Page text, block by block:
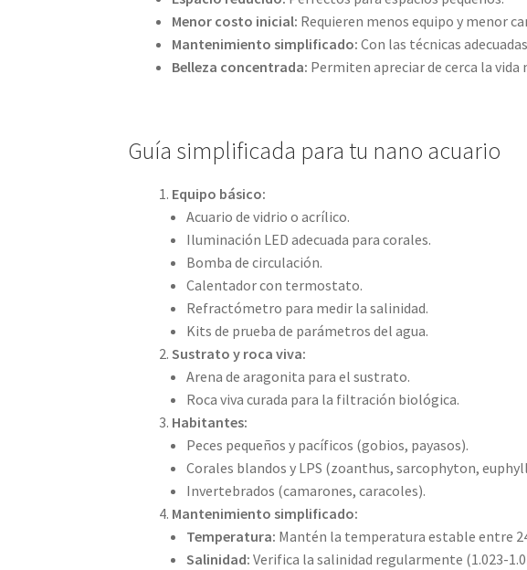
Menor costo inicial: Requieren menos equipo y menor
Mantenimiento simplificado: Con las técnicas
Belleza concentrada: Permiten apreciar de cerca la vida
Guía simplificada para tu nano acuario
Equipo básico:
Acuario de vidrio o acrílico.
Iluminación LED adecuada para corales.
Bomba de circulación.
Calentador con termostato.
Refractómetro para medir la salinidad.
Kits de prueba de parámetros del agua.
Sustrato y roca viva:
Arena de aragonita para el sustrato.
Roca viva curada para la filtración biológica.
Habitantes:
Peces pequeños y pacíficos (gobios, payasos).
Corales blandos y LPS (zoanthus, sarcophyton,
Invertebrados (camarones, caracoles).
Mantenimiento simplificado:
Temperatura: Mantén la temperatura estable entre
Salinidad: Verifica la salinidad regularmente (1.023-